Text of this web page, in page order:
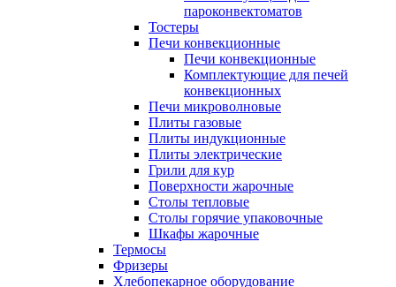
пароконвектоматов
Тостеры
Печи конвекционные
Печи конвекционные
Комплектующие для печей
конвекционных
Печи микроволновые
Плиты газовые
Плиты индукционные
Плиты электрические
Грили для кур
Поверхности жарочные
Столы тепловые
Столы горячие упаковочные
Шкафы жарочные
Термосы
Фризеры
Хлебопекарное оборудование